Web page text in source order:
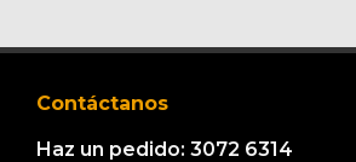
Contáctanos
Haz un pedido: 3072 6314